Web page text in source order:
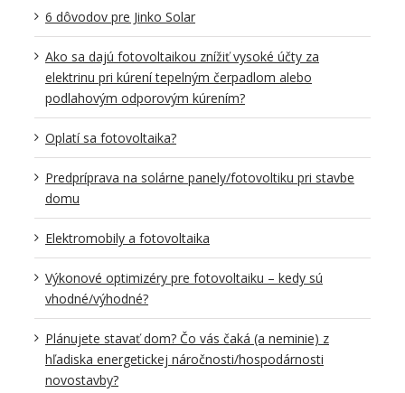
6 dôvodov pre Jinko Solar
Ako sa dajú fotovoltaikou znížiť vysoké účty za
elektrinu pri kúrení tepelným čerpadlom alebo
podlahovým odporovým kúrením?
Oplatí sa fotovoltaika?
Predpríprava na solárne panely/fotovoltiku pri stavbe
domu
Elektromobily a fotovoltaika
Výkonové optimizéry pre fotovoltaiku – kedy sú
vhodné/výhodné?
Plánujete stavať dom? Čo vás čaká (a neminie) z
hľadiska energetickej náročnosti/hospodárnosti
novostavby?